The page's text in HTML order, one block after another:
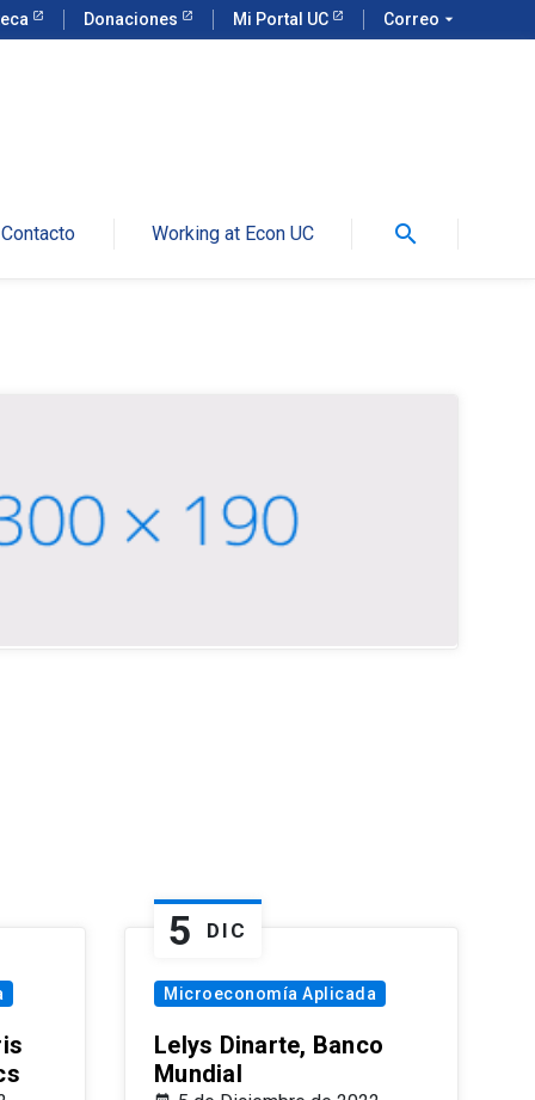
Donaciones Mi Portal UC Correo arrow_drop_down
Contacto Working at Econ UC search
5 DIC
Microeconomía Aplicada
Lelys Dinarte, Banco
Mundial